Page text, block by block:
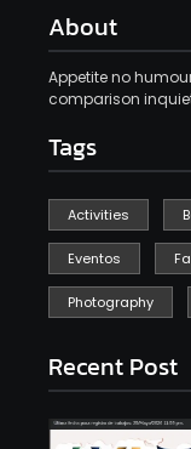
About
Appetite no
comparison
Tags
Activities
Eventos
Photography
Recent Post